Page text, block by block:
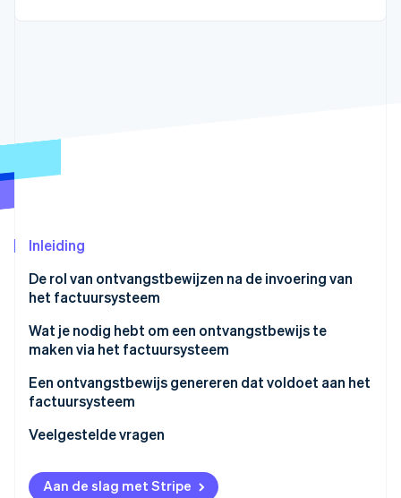
Online identiteitsverificatie
Stripe Sessions 2026
Ontdek hoe Stripe de economische
dienstverlening
Inleiding
De rol van ontvangstbewijzen na de invoering van
het factuursysteem
Wat je nodig hebt om een ontvangstbewijs te
maken via het factuursysteem
Een ontvangstbewijs genereren dat voldoet aan het
factuursysteem
Veelgestelde vragen
Aan de slag met Stripe